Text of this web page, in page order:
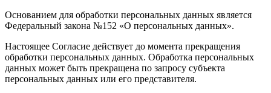
Основанием для обработки персональных данных является
Федеральный закона №152 «О персональных данных».
Настоящее Согласие действует до момента прекращения
обработки персональных данных. Обработка персональных
данных может быть прекращена по запросу субъекта
персональных данных или его представителя.